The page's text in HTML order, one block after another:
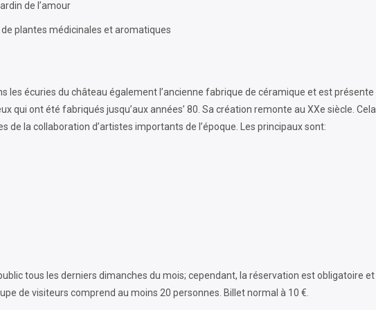
de l’amour
de plantes médicinales et aromatiques
les écuries du château également l’ancienne fabrique de céramique et est présente
qui ont été fabriqués jusqu’aux années’ 80. Sa création remonte au XXe siècle. Cela
de la collaboration d’artistes importants de l’époque. Les principaux sont:
tous les derniers dimanches du mois; cependant, la réservation est obligatoire et
de visiteurs comprend au moins 20 personnes. Billet normal à 10 €.